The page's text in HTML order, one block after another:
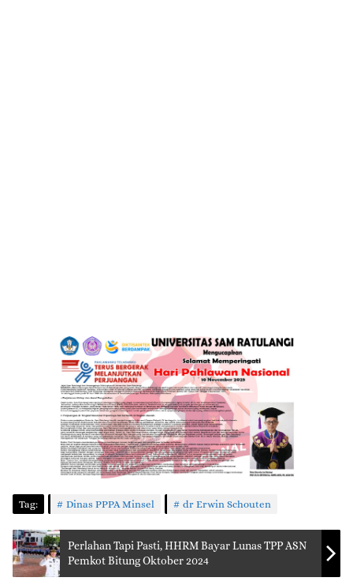
Tag: Dinas PPPA Minsel dr Erwin Schouten
Perlahan Tapi Pasti, HHRM Bayar Lunas TPP ASN
Pemkot Bitung Oktober 2024